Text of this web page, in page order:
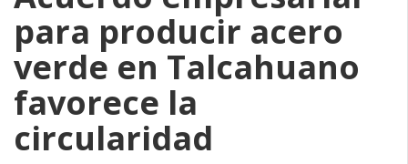
para producir acero
verde en Talcahuano
favorece la
circularidad